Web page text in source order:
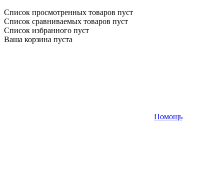
Список просмотренных товаров пуст
Список сравниваемых товаров пуст
Список избранного пуст
Ваша корзина пуста
Помощь